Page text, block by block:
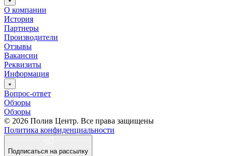
О компании
История
Партнеры
Производители
Отзывы
Вакансии
Реквизиты
Информация
Вопрос-ответ
Обзоры
Обзоры
© 2026 Полив Центр. Все права защищены
Политика конфиденциальности
Подписаться на рассылку